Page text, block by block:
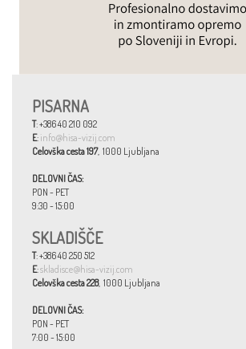
PISARNA
T: +386 40 210 092
E: info@hisa-vizij.com
Celovška cesta 197, 1000 Ljubljana
DELOVNI ČAS:
PON - PET
9:30 - 15:00
SKLADIŠČE
T: +386 40 250 512
E:skladisce@hisa-vizij.com
Celovška cesta 228, 1000 Ljubljana
DELOVNI ČAS:
PON - PET
7:00 - 15:00